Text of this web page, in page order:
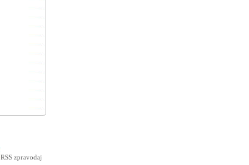
RSS zpravodaj